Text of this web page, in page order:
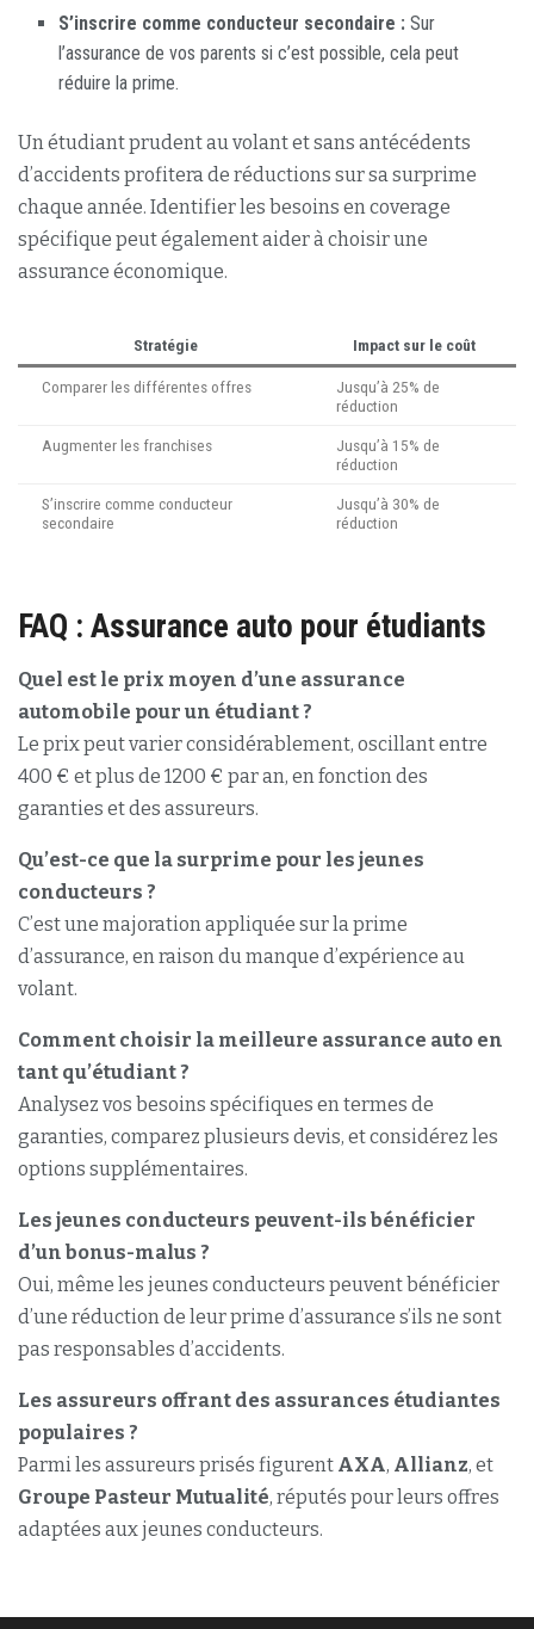
S’inscrire comme conducteur secondaire : Sur
l’assurance de vos parents si c’est possible, cela peut
réduire la prime.
Un étudiant prudent au volant et sans antécédents
d’accidents profitera de réductions sur sa surprime
chaque année. Identifier les besoins en coverage
spécifique peut également aider à choisir une
assurance économique.
Stratégie Impact sur le coût
Comparer les différentes offres
Jusqu’à 25% de
réduction
Augmenter les franchises
Jusqu’à 15% de
réduction
S’inscrire comme conducteur
secondaire
Jusqu’à 30% de
réduction
FAQ : Assurance auto pour étudiants
Quel est le prix moyen d’une assurance
automobile pour un étudiant ?
Le prix peut varier considérablement, oscillant entre
400 € et plus de 1200 € par an, en fonction des
garanties et des assureurs.
Qu’est-ce que la surprime pour les jeunes
conducteurs ?
C’est une majoration appliquée sur la prime
d’assurance, en raison du manque d’expérience au
volant.
Comment choisir la meilleure assurance auto en
tant qu’étudiant ?
Analysez vos besoins spécifiques en termes de
garanties, comparez plusieurs devis, et considérez les
options supplémentaires.
Les jeunes conducteurs peuvent-ils bénéficier
d’un bonus-malus ?
Oui, même les jeunes conducteurs peuvent bénéficier
d’une réduction de leur prime d’assurance s’ils ne sont
pas responsables d’accidents.
Les assureurs offrant des assurances étudiantes
populaires ?
Parmi les assureurs prisés figurent AXA, Allianz, et
Groupe Pasteur Mutualité, réputés pour leurs offres
adaptées aux jeunes conducteurs.